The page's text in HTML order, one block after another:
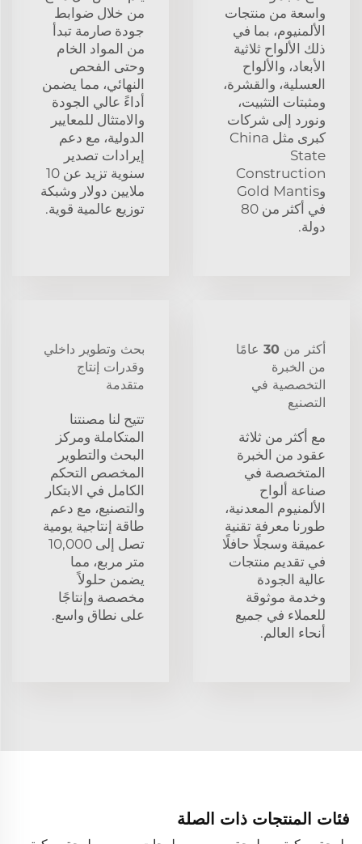
واسعة من منتجات
الألمنيوم، بما في
ذلك الألواح ثلاثية
الأبعاد، والألواح
العسلية، والقشرة،
ومثبتات التثبيت،
ونورد إلى شركات
كبرى مثل China
State
Construction
وGold Mantis
في أكثر من 80
دولة.
من خلال ضوابط
جودة صارمة تبدأ
من المواد الخام
وحتى الفحص
النهائي، مما يضمن
أداءً عالي الجودة
والامتثال للمعايير
الدولية، مع دعم
إيرادات تصدير
سنوية تزيد عن 10
ملايين دولار وشبكة
توزيع عالمية قوية.
أكثر من 30 عامًا
من الخبرة
التخصصية في
التصنيع
مع أكثر من ثلاثة
عقود من الخبرة
المتخصصة في
صناعة ألواح
الألمنيوم المعدنية،
طورنا معرفة تقنية
عميقة وسجلًا حافلًا
في تقديم منتجات
عالية الجودة
وخدمة موثوقة
للعملاء في جميع
أنحاء العالم.
بحث وتطوير داخلي
وقدرات إنتاج
متقدمة
تتيح لنا مصنتنا
المتكاملة ومركز
البحث والتطوير
المخصص التحكم
الكامل في الابتكار
والتصنيع، مع دعم
طاقة إنتاجية يومية
تصل إلى 10,000
متر مربع، مما
يضمن حلولاً
مخصصة وإنتاجًا
على نطاق واسع.
فئات المنتجات ذات الصلة